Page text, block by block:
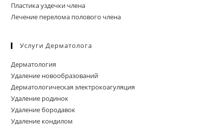
Пластика уздечки члена
Лечение перелома полового члена
Услуги Дерматолога
Дерматология
Удаление новообразований
Дерматологическая электрокоагуляция
Удаление родинок
Удаление бородавок
Удаление кондилом